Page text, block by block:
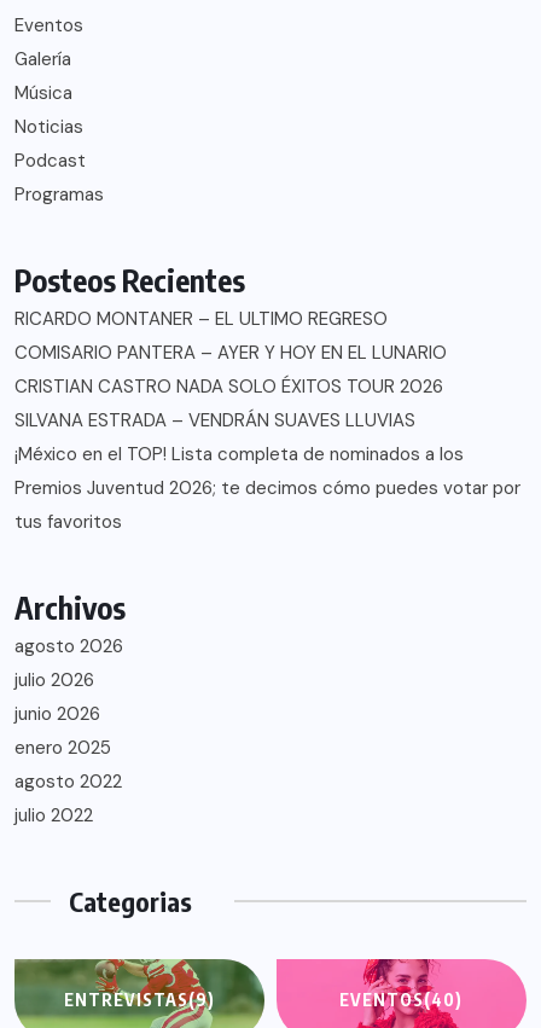
Eventos
Galería
Música
Noticias
Podcast
Programas
Posteos Recientes
RICARDO MONTANER – EL ULTIMO REGRESO
COMISARIO PANTERA – AYER Y HOY EN EL LUNARIO
CRISTIAN CASTRO NADA SOLO ÉXITOS TOUR 2026
SILVANA ESTRADA – VENDRÁN SUAVES LLUVIAS
¡México en el TOP! Lista completa de nominados a los
Premios Juventud 2026; te decimos cómo puedes votar por
tus favoritos
Archivos
agosto 2026
julio 2026
junio 2026
enero 2025
agosto 2022
julio 2022
Categorias
ENTREVISTAS(9) EVENTOS(40)